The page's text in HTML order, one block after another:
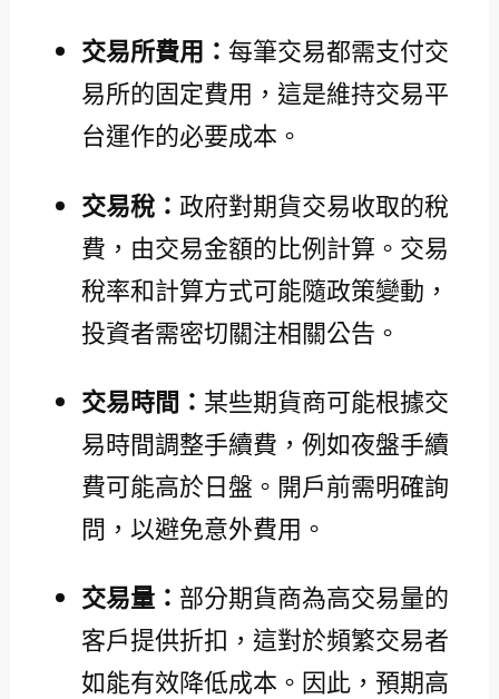
交易所費用： 每筆交易都需支付交
易所的固定費用，這是維持交易平
台運作的必要成本。
交易稅： 政府對期貨交易收取的稅
費，由交易金額的比例計算。交易
稅率和計算方式可能隨政策變動，
投資者需密切關注相關公告。
交易時間： 某些期貨商可能根據交
易時間調整手續費，例如夜盤手續
費可能高於日盤。開戶前需明確詢
問，以避免意外費用。
交易量： 部分期貨商為高交易量的
客戶提供折扣，這對於頻繁交易者
如能有效降低成本。因此，預期高